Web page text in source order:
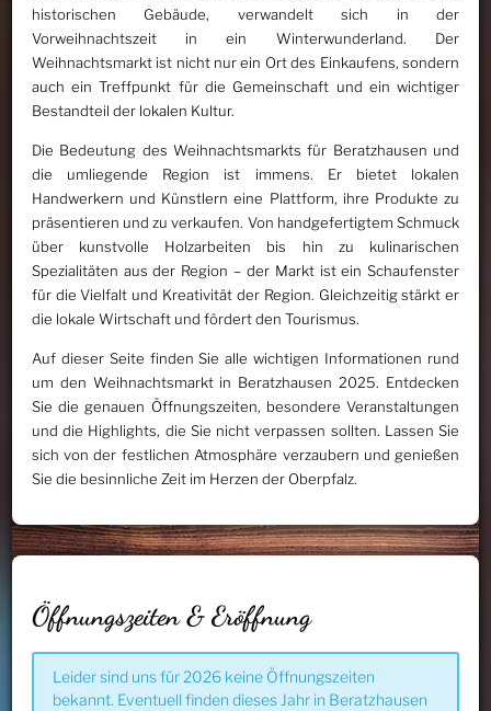
historischen Gebäude, verwandelt sich in der
Vorweihnachtszeit in ein Winterwunderland. Der
Weihnachtsmarkt ist nicht nur ein Ort des Einkaufens, sondern
auch ein Treffpunkt für die Gemeinschaft und ein wichtiger
Bestandteil der lokalen Kultur.
Die Bedeutung des Weihnachtsmarkts für Beratzhausen und
die umliegende Region ist immens. Er bietet lokalen
Handwerkern und Künstlern eine Plattform, ihre Produkte zu
präsentieren und zu verkaufen. Von handgefertigtem Schmuck
über kunstvolle Holzarbeiten bis hin zu kulinarischen
Spezialitäten aus der Region – der Markt ist ein Schaufenster
für die Vielfalt und Kreativität der Region. Gleichzeitig stärkt er
die lokale Wirtschaft und fördert den Tourismus.
Auf dieser Seite finden Sie alle wichtigen Informationen rund
um den Weihnachtsmarkt in Beratzhausen 2025. Entdecken
Sie die genauen Öffnungszeiten, besondere Veranstaltungen
und die Highlights, die Sie nicht verpassen sollten. Lassen Sie
sich von der festlichen Atmosphäre verzaubern und genießen
Sie die besinnliche Zeit im Herzen der Oberpfalz.
Öffnungszeiten & Eröffnung
Leider sind uns für 2026 keine Öffnungszeiten
bekannt. Eventuell finden dieses Jahr in Beratzhausen